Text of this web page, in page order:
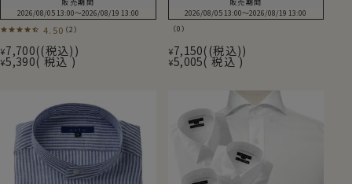
2026/08/05 13:00〜2026/08/19 13:00
4.50 （2）
¥7,700 (税込)
¥5,390 税込
2026/08/05 13:00〜2026/08/19 13:00
（0）
¥7,150 (税込)
¥5,005 税込